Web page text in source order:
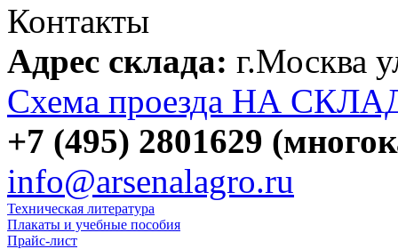
Контакты
Адрес склада: г.Москва
Схема проезда НА
+7 (495) 2801629
info@arsenalagro.ru
Техническая литература
Плакаты и учебные пособия
Прайс-лист